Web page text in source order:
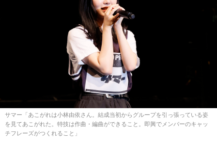
サマー「あこがれは小林由依さん。結成当初からグループを引っ張っている姿
を見てあこがれた。特技は作曲・編曲ができること。即興でメンバーのキャッ
チフレーズがつくれること」